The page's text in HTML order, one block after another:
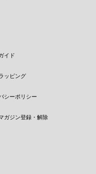
イド
ッピング
シーポリシー
ガジン登録・解除